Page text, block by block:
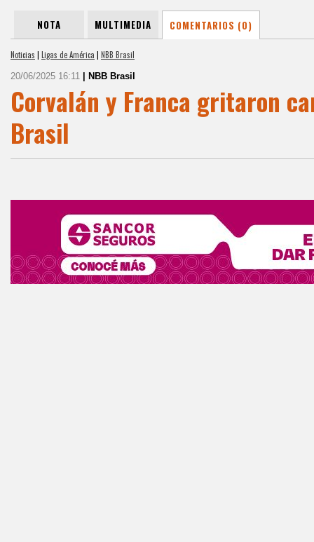
NOTA MULTIMEDIA COMENTARIOS (0)
Noticias | Ligas de América | NBB Brasil
20/06/2025 16:11 | NBB Brasil
Corvalán y Franca gritaron
Brasil